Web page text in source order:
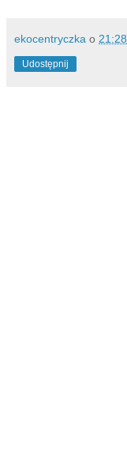
ekocentryczka o 21:28
Udostępnij